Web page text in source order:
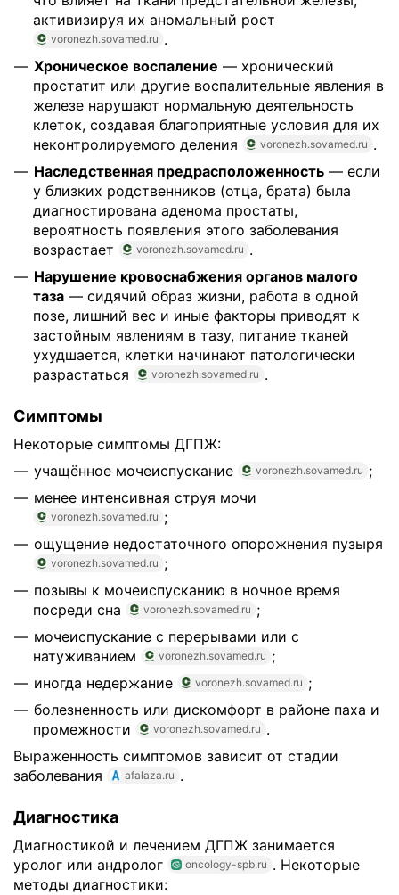
активизируя их аномальный рост
voronezh.sovamed.ru .
Хроническое воспаление — хронический
простатит или другие воспалительные явления в
железе нарушают нормальную деятельность
клеток, создавая благоприятные условия для их
неконтролируемого деления
voronezh.sovamed.ru .
Наследственная предрасположенность — если
у близких родственников (отца, брата) была
диагностирована аденома простаты,
вероятность появления этого заболевания
возрастает
voronezh.sovamed.ru .
Нарушение кровоснабжения органов малого
таза — сидячий образ жизни, работа в одной
позе, лишний вес и иные факторы приводят к
застойным явлениям в тазу, питание тканей
ухудшается, клетки начинают патологически
разрастаться
voronezh.sovamed.ru .
Симптомы
Некоторые симптомы ДГПЖ:
учащённое мочеиспускание
voronezh.sovamed.ru ;
менее интенсивная струя мочи
voronezh.sovamed.ru ;
ощущение недостаточного опорожнения пузыря
voronezh.sovamed.ru ;
позывы к мочеиспусканию в ночное время
посреди сна
voronezh.sovamed.ru ;
мочеиспускание с перерывами или с
натуживанием
voronezh.sovamed.ru ;
иногда недержание
voronezh.sovamed.ru ;
болезненность или дискомфорт в районе паха и
промежности
voronezh.sovamed.ru .
Выраженность симптомов зависит от стадии
заболевания
afalaza.ru .
Диагностика
Диагностикой и лечением ДГПЖ занимается
уролог или андролог
oncology-spb.ru . Некоторые
методы диагностики: